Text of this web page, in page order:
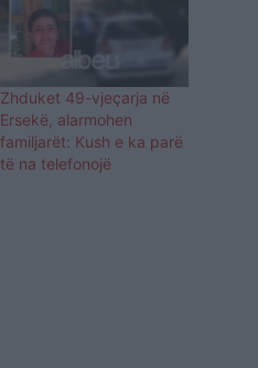
Zhduket 49-vjeçarja në
Ersekë, alarmohen
familjarët: Kush e ka parë
të na telefonojë